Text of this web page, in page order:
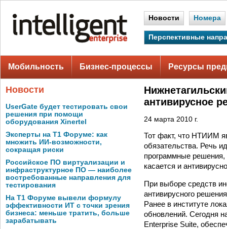
Новости Номера
Перспективные
Мобильность Бизнес-процессы Ресурсы
Новости
UserGate будет тестировать свои
решения при помощи
оборудования Xinertel
Эксперты на Т1 Форуме: как
множить ИИ-возможности,
сокращая риски
Российское ПО виртуализации и
инфраструктурное ПО — наиболее
востребованные направления для
тестирования
На Т1 Форуме вывели формулу
эффективности ИТ с точки зрения
бизнеса: меньше тратить, больше
зарабатывать
антивирусное
24 марта 2010 г.
Тот факт, что НТИИМ
обязательства. Речь
программные
касается и
При выборе средств
антивирусного
Ранее в институте
обновлений. Сегодня
Enterprise Suite,